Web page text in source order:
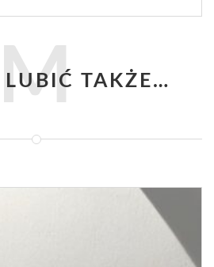
LUBIĆ TAKŻE…
M